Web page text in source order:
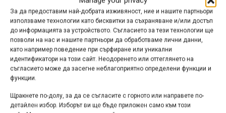
За да предоставим най-добрата изживяност, ние и нашите партньори
използваме технологии като бисквитки за съхраняване и/или достъп
до информацията за устройството. Съгласието за тези технологии ще
позволи на нас и нашите партньори да обработваме лични данни,
като например поведение при сърфиране или уникални
идентификатори на този сайт. Неодоренето или оттеглянето на
съгласието може да засегне неблагоприятно определени функции и
функции.
Щракнете по-долу, за да се съгласите с горното или направете по-
детайлен избор. Изборът ви ще бъде приложен само към този
Неделни дни в Шател, еп.
10
дек. 22, 2019 at 07:21. 290
от Винсент Тупин в байкпарк Шател.
Видеото бе публикувано от Scott